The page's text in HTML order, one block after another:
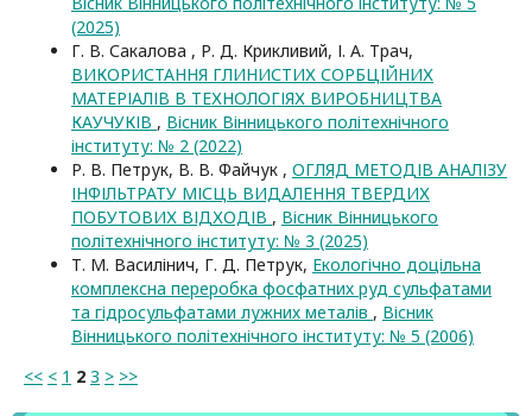
(2025)
Г. В. Сакалова , Р. Д. Крикливий, І. А. Трач,
ВИКОРИСТАННЯ ГЛИНИСТИХ СОРБЦІЙНИХ
МАТЕРІАЛІВ В ТЕХНОЛОГІЯХ ВИРОБНИЦТВА
КАУЧУКІВ , Вісник Вінницького політехнічного
інституту: № 2 (2022)
Р. В. Петрук, В. В. Файчук , ОГЛЯД МЕТОДІВ АНАЛІЗУ
ІНФІЛЬТРАТУ МІСЦЬ ВИДАЛЕННЯ ТВЕРДИХ
ПОБУТОВИХ ВІДХОДІВ , Вісник Вінницького
політехнічного інституту: № 3 (2025)
Т. М. Василінич, Г. Д. Петрук, Екологічно доцільна
комплексна переробка фосфатних руд сульфатами
та гідросульфатами лужних металів , Вісник
Вінницького політехнічного інституту: № 5 (2006)
<< < 1 2 3 > >>